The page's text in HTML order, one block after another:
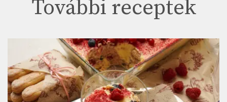
További receptek